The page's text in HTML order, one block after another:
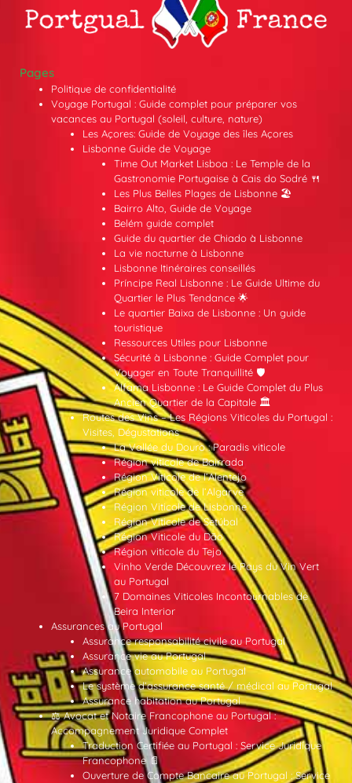
Pages
Politique de confidentialité
Voyage Portugal : Guide complet pour préparer vos
vacances au Portugal (soleil, culture, nature)
Les Açores: Guide de Voyage des îles Açores
Lisbonne Guide de Voyage
Time Out Market Lisboa : Le Temple de la
Gastronomie Portugaise à Cais do Sodré 🍴
Les Plus Belles Plages de Lisbonne 🏖️
Bairro Alto, Guide de Voyage
Belém guide complet
Guide du quartier de Chiado à Lisbonne
La vie nocturne à Lisbonne
Lisbonne Itinéraires conseillés
Príncipe Real Lisbonne : Le Guide Ultime du
Quartier le Plus Tendance 🌟
Le quartier Baixa de Lisbonne : Un guide
touristique
Ressources Utiles pour Lisbonne
Sécurité à Lisbonne : Guide Complet pour
Voyager en Toute Tranquillité 🛡️
Alfama Lisbonne : Le Guide Complet du Plus
Ancien Quartier de la Capitale 🏛️
Routes des Vins – Les Régions Viticoles du Portugal :
Visites, Dégustations
La Vallée du Douro : Paradis viticole
Région viticole de Bairrada
Région Viticole de l’Alentejo
Région viticole de l’Algarve
Région Viticole de Lisbonne
Région Viticole de Setúbal
Région Viticole du Dão
Région viticole du Tejo
Vinho Verde Découvrez le Pays du Vin Vert
au Portugal
7 Domaines Viticoles Incontournables de
Beira Interior
Assurances au Portugal
Assurance responsabilité civile au Portugal
Assurance vie au Portugal
Assurance automobile au Portugal
Le système d’assurance santé / médical au Portugal
Assurance habitation au Portugal
⚖️ Avocat et Notaire Francophone au Portugal :
Accompagnement Juridique Complet
Traduction Certifiée au Portugal : Service Juridique
Francophone 📄
Ouverture de Compte Bancaire au Portugal : Service